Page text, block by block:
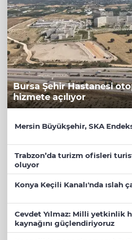
Bursa Şehir Hastanesi
hizmete açılıyor
Mersin Büyükşehir, SKA
Trabzon’da turizm ofisleri
oluyor
Konya Keçili Kanalı'nda ıslah
Cevdet Yılmaz: Milli yetkinlik
kaynağını güçlendiriyoruz